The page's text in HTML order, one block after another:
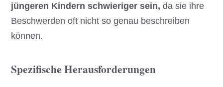
jüngeren Kindern schwieriger sein,da sie ihre
Beschwerden oft nicht so genau beschreiben
können.
Spezifische Herausforderungen